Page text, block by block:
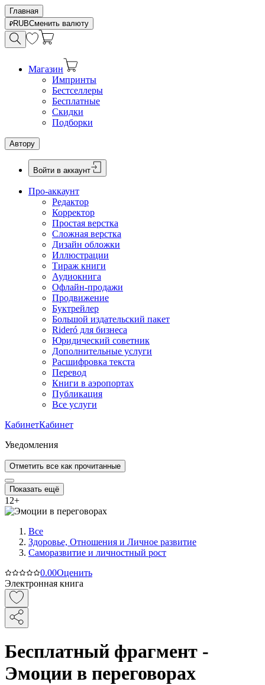
Главная
RUBСменить валюту
Магазин
Импринты
Бестселлеры
Бесплатные
Скидки
Подборки
Автору
Войти в аккаунт
Про-аккаунт
Редактор
Корректор
Простая верстка
Сложная верстка
Дизайн обложки
Иллюстрации
Тираж книги
Аудиокнига
Офлайн-продажи
Продвижение
Буктрейлер
Большой издательский пакет
Rideró для бизнеса
Юридический советник
Дополнительные услуги
Расшифровка текста
Перевод
Книги в аэропортах
Публикация
Все услуги
КабинетКабинет
Уведомления
Отметить все как прочитанные
Показать ещё
12+
Все
Здоровье, Отношения и Личное развитие
Саморазвитие и личностный рост
0.00Оценить
Электронная книга
Бесплатный фрагмент -
Эмоции в переговорах